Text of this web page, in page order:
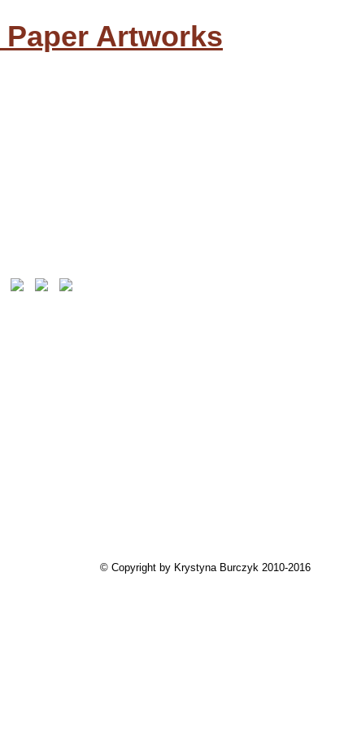
Paper Artworks
© Copyright by Krystyna Burczyk 2010-2016